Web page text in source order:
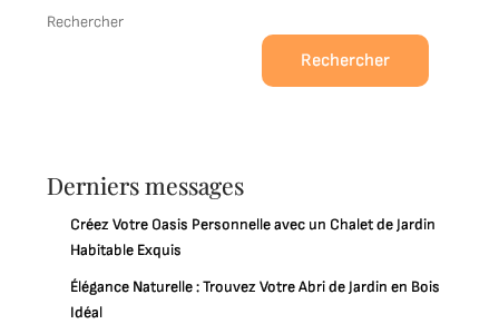
Rechercher
Rechercher
Derniers messages
Créez Votre Oasis Personnelle avec un Chalet de Jardin
Habitable Exquis
Élégance Naturelle : Trouvez Votre Abri de Jardin en Bois
Idéal